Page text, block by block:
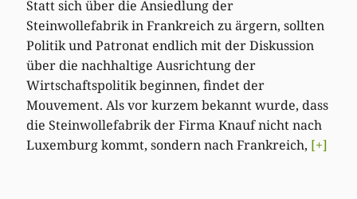
Statt sich über die Ansiedlung der
Steinwollefabrik in Frankreich zu ärgern, sollten
Politik und Patronat endlich mit der Diskussion
über die nachhaltige Ausrichtung der
Wirtschaftspolitik beginnen, findet der
Mouvement. Als vor kurzem bekannt wurde, dass
die Steinwollefabrik der Firma Knauf nicht nach
Luxemburg kommt, sondern nach Frankreich, [+]